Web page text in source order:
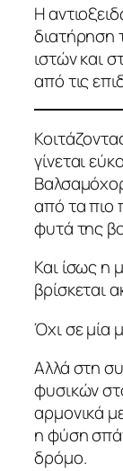
Η
διατήρηση
ιστών και
από τις
γίνεται
από τα πιο
φυτά της
Και ίσως η
βρίσκεται
Όχι σε μία
Αλλά στη
φυσικών
αρμονικά
η φύση
δρόμο.